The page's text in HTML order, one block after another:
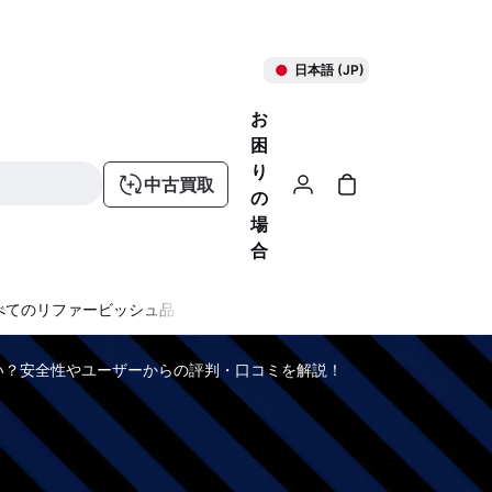
日本語 (JP)
中古買取
お
困
り
の
場
合
てのリファービッシュ品
安全性やユーザーからの評判・口コミを解説！